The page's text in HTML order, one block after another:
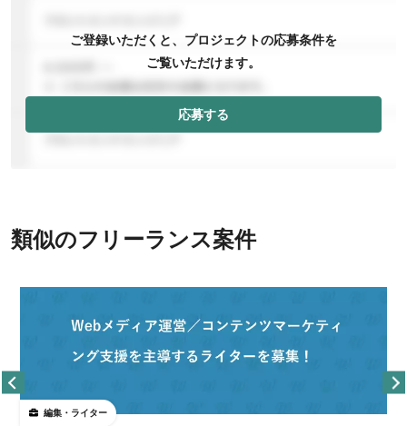
ご登録いただくと、プロジェクトの応募条件を
ご覧いただけます。
応募する
類似のフリーランス案件
編集・ライター